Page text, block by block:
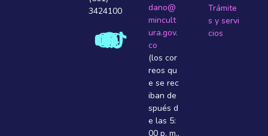
3424100
dano@
mincult
ura.gov.
co
(los cor
reos qu
e se rec
iban de
spués d
e las 5:
00 p. m.,
Trámite
s y servi
cios